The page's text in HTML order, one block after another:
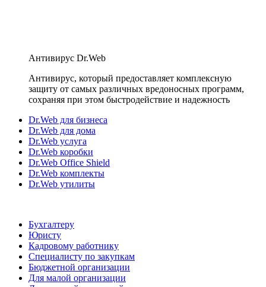
Антивирус Dr.Web
Антивирус, который предоставляет комплексную
защиту от самых различных вредоносных программ,
сохраняя при этом быстродействие и надежность
Dr.Web для бизнеса
Dr.Web для дома
Dr.Web услуга
Dr.Web коробки
Dr.Web Office Shield
Dr.Web комплекты
Dr.Web утилиты
Бухгалтеру
Юристу
Кадровому работнику
Специалисту по закупкам
Бюджетной организации
Для малой организации